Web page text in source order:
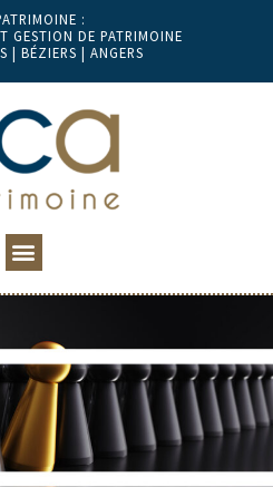
:
GESTION DE PATRIMOINE
| BÉZIERS | ANGERS